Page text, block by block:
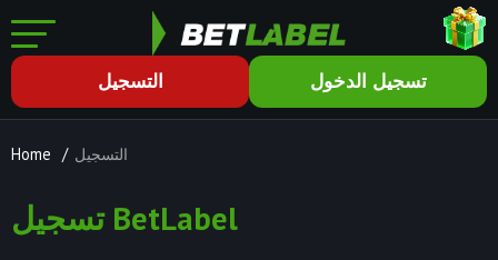
التسجيل تسجيل الدخول
Home / التسجيل
تسجيل BetLabel